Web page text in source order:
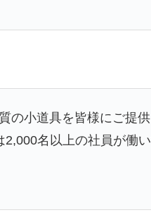
の小道具を皆様にご提
名以上の社員が働